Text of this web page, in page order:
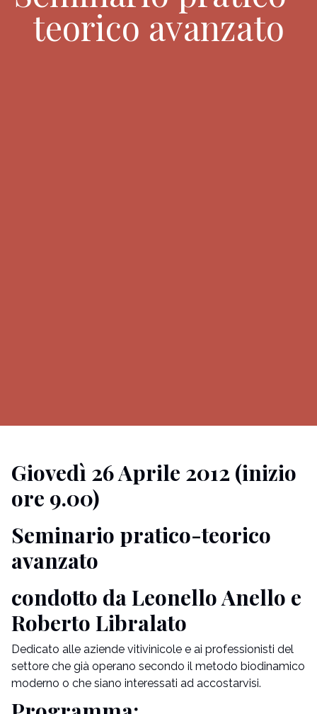
teorico avanzato
Giovedì 26 Aprile 2012 (inizio
ore 9.00)
Seminario pratico-teorico
avanzato
condotto da Leonello Anello e
Roberto Libralato
Dedicato alle aziende vitivinicole e ai professionisti del
settore che già operano secondo il metodo biodinamico
moderno o che siano interessati ad accostarvisi.